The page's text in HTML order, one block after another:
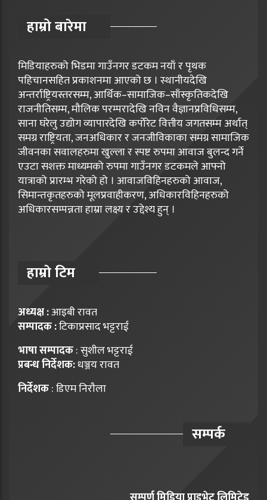
हाम्रो बारेमा
मिडियाहरुको भिडमा गाउँनगर डटकम नयाँ र पृथक
पहिचानसहित प्रकाशनमा आएको छ । स्थानीयदेखि
अन्तर्राष्ट्रियस्तरसम्म, आर्थिक–सामाजिक–साँस्कृतिकदेखि
राजनीतिसम्म, मौलिक परम्परादेखि नविन वैज्ञानप्रविधिसम्म,
साना घरेलु उद्योग व्यापारदेखि कर्पोरेट वित्तीय जगतसम्म अर्थात्
समग्र राष्ट्रियता, जनअधिकार र जनजीविकाका समग्र सामाजिक
जीवनका सवालहरुमा खुल्ला र स्पष्ट रुपमा आवाज बुलन्द गर्ने
एउटा सशक्त माध्यमको रुपमा गाउँनगर डटकमले आफ्नो
यात्राको प्रारम्भ गरेको हो । आवाजविहिनहरुको आवाज,
सिमान्तकृतहरुको मूलप्रवाहीकरण, अधिकारविहिनहरुको
अधिकारसम्पन्नता हाम्रा लक्ष्य र उद्देश्य हुन् ।
हाम्राे टिम
अध्यक्ष :आइबी रावत
सम्पादक :टिकाप्रसाद भट्टराई
भाषा सम्पादक: सुशील भट्टराई
प्रबन्ध निर्देशक:धञ्जय रावत
निर्देशक: डिएम निराैला
सम्पर्क